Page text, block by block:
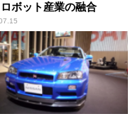
ボット産業の融合